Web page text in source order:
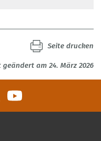
am 24. März 2026
Seite drucken
LinkedInYouTube